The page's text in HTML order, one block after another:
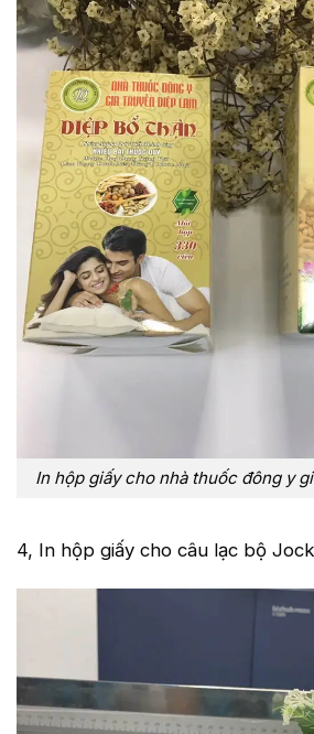
In hộp giấy cho nhà thuốc đông y
4, In hộp giấy cho câu lạc bộ